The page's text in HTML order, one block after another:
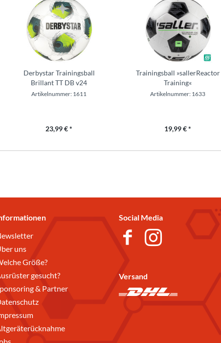
Derbystar Trainingsball
Brillant TT DB v24
Artikelnummer: 1611
23,99 € *
Trainingsball »sallerReactor
Training«
Artikelnummer: 1633
19,99 € *
uns
Größe?
gesucht?
& Partner
Social Media
Versand